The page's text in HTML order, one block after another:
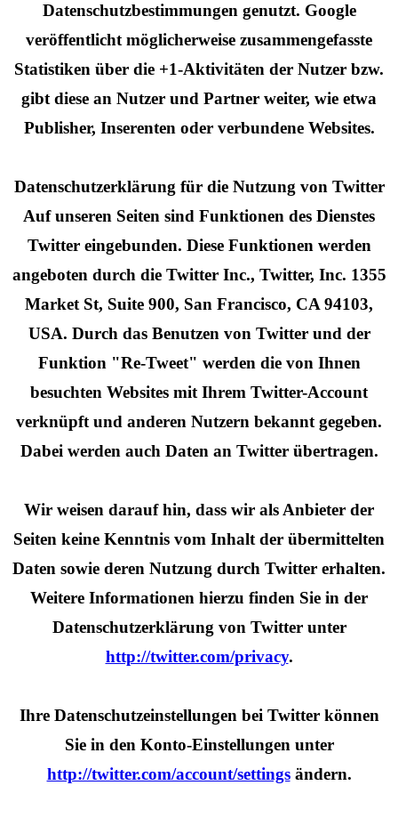
Datenschutzbestimmungen genutzt. Google
veröffentlicht möglicherweise zusammengefasste
Statistiken über die +1-Aktivitäten der Nutzer bzw.
gibt diese an Nutzer und Partner weiter, wie etwa
Publisher, Inserenten oder verbundene Websites.
Datenschutzerklärung für die Nutzung von Twitter
Auf unseren Seiten sind Funktionen des Dienstes
Twitter eingebunden. Diese Funktionen werden
angeboten durch die Twitter Inc., Twitter, Inc. 1355
Market St, Suite 900, San Francisco, CA 94103,
USA. Durch das Benutzen von Twitter und der
Funktion "Re-Tweet" werden die von Ihnen
besuchten Websites mit Ihrem Twitter-Account
verknüpft und anderen Nutzern bekannt gegeben.
Dabei werden auch Daten an Twitter übertragen.
Wir weisen darauf hin, dass wir als Anbieter der
Seiten keine Kenntnis vom Inhalt der übermittelten
Daten sowie deren Nutzung durch Twitter erhalten.
Weitere Informationen hierzu finden Sie in der
Datenschutzerklärung von Twitter unter
http://twitter.com/privacy.
Ihre Datenschutzeinstellungen bei Twitter können
Sie in den Konto-Einstellungen unter
http://twitter.com/account/settingsändern.